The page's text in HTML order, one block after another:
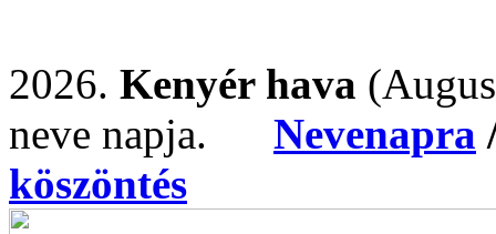
2026. Kenyér hava
neve napja. Nevenapra
köszöntés